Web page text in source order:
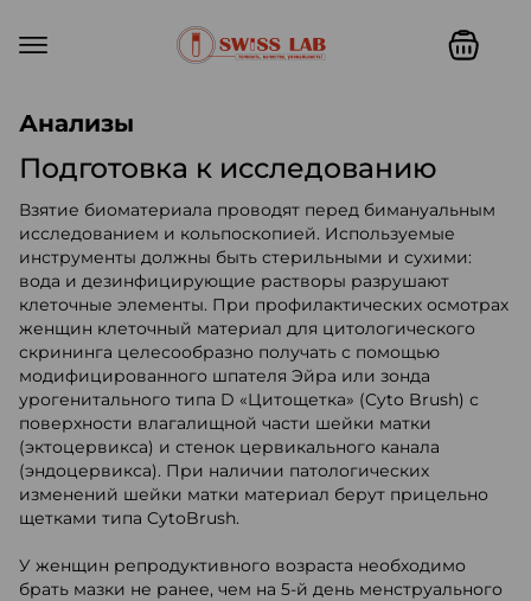
Анализы
Подготовка к исследованию
Взятие биоматериала проводят перед бимануальным
исследованием и кольпоскопией. Используемые
инструменты должны быть стерильными и сухими:
вода и дезинфицирующие растворы разрушают
клеточные элементы. При профилактических осмотрах
женщин клеточный материал для цитологического
скрининга целесообразно получать с помощью
модифицированного шпателя Эйра или зонда
урогенитального типа D «Цитощетка» (Cyto Brush) с
поверхности влагалищной части шейки матки
(эктоцервикса) и стенок цервикального канала
(эндоцервикса). При наличии патологических
изменений шейки матки материал берут прицельно
щетками типа CytoBrush.
У женщин репродуктивного возраста необходимо
брать мазки не ранее, чем на 5-й день менструального